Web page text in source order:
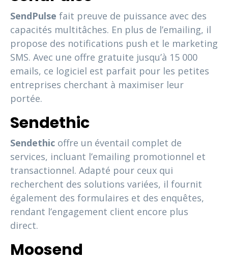
SendPulse fait preuve de puissance avec des
capacités multitâches. En plus de l’emailing, il
propose des notifications push et le marketing
SMS. Avec une offre gratuite jusqu’à 15 000
emails, ce logiciel est parfait pour les petites
entreprises cherchant à maximiser leur
portée.
Sendethic
Sendethic offre un éventail complet de
services, incluant l’emailing promotionnel et
transactionnel. Adapté pour ceux qui
recherchent des solutions variées, il fournit
également des formulaires et des enquêtes,
rendant l’engagement client encore plus
direct.
Moosend